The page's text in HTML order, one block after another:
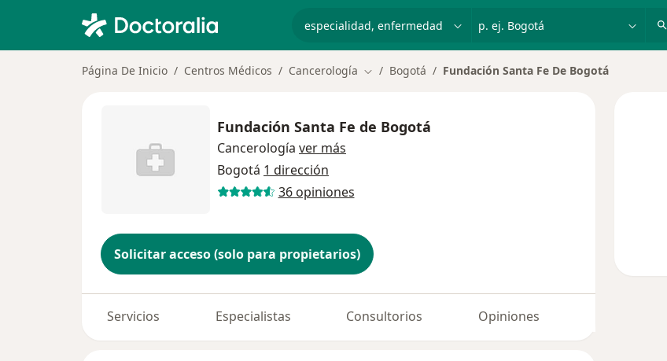
p. ej. Bogotá
Página De Inicio Centros Médicos Cancerología Cambiar de ciudad
Bogotá Fundación Santa Fe De Bogotá
Fundación Santa Fe de Bogotá
Cancerología ver más
Bogotá 1 dirección
36 opiniones
Solicitar acceso (solo para propietarios)
Servicios Especialistas Consultorios Opiniones